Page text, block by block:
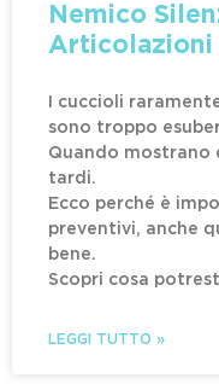
Nemico
Articolazioni
I cuccioli
sono troppo
Quando mostrano
tardi.
Ecco perché è
preventivi, anche
bene.
Scopri cosa
LEGGI TUTTO »